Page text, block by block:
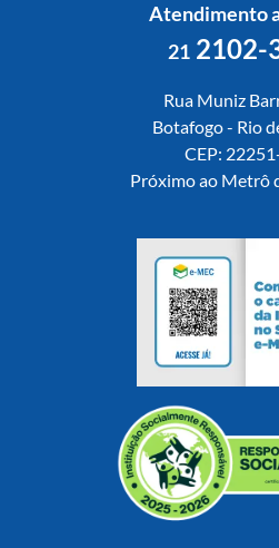
Atendimento
212102-
Rua Muniz
Botafogo - Rio
CEP:
Próximo ao Metrô